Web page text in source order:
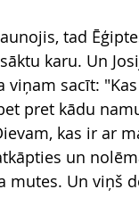
tad
karu. Un
sacīt:
pret kādu
kas ir ar
un
Un viņš